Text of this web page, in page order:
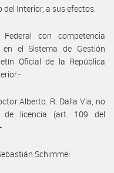
Interior, a sus efectos.
con competencia
el Sistema de Gestión
Oficial de la República
Alberto. R. Dalla Via, no
de licencia (art. 109 del
Schimmel